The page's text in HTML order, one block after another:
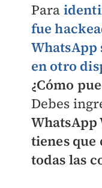
Para
fue
WhatsApp
en otro
¿Cómo
Debes
WhatsApp
tienes que
todas las